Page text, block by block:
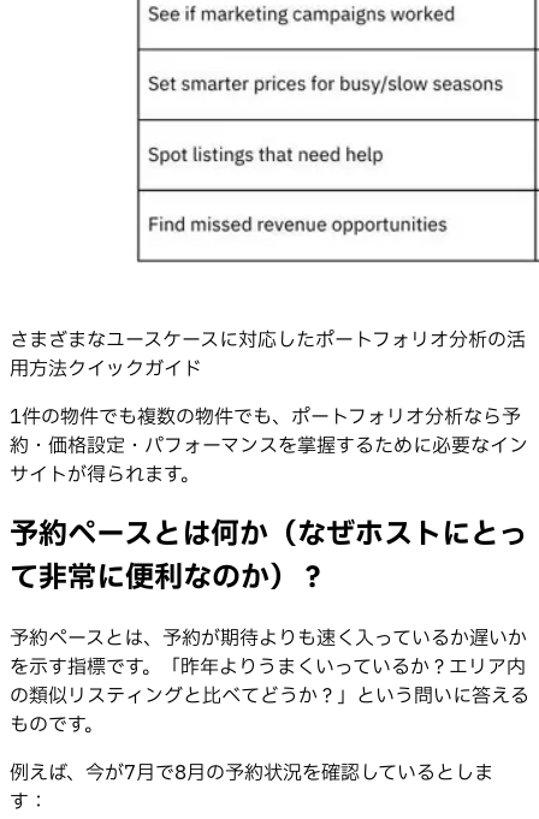
さまざまなユースケースに対応したポートフォリオ分析の活
用方法クイックガイド
1件の物件でも複数の物件でも、ポートフォリオ分析なら予
約・価格設定・パフォーマンスを掌握するために必要なイン
サイトが得られます。
予約ペースとは何か（なぜホストにとっ
て非常に便利なのか）？
予約ペースとは、予約が期待よりも速く入っているか遅いか
を示す指標です。「昨年よりうまくいっているか？エリア内
の類似リスティングと比べてどうか？」という問いに答える
ものです。
例えば、今が7月で8月の予約状況を確認しているとしま
す：